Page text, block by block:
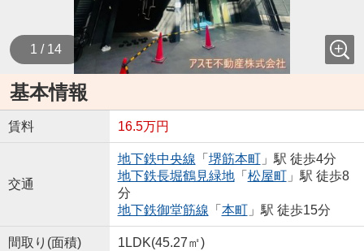
1 / 14
基本情報
賃料 16.5万円
交通
地下鉄中央線 「 堺筋本町」駅 徒歩4分
地下鉄長堀鶴見緑地「 松屋町」駅 徒歩8
分
地下鉄御堂筋線 「 本町」駅 徒歩15分
間取り(面積) 1LDK(45.27㎡)